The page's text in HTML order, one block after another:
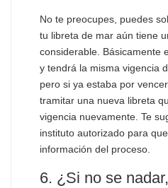
No te preocupes, puedes
tu libreta de mar aún tiene
considerable. Básicamente
y tendrá la misma vigencia
pero si ya estaba por
tramitar una nueva libreta
vigencia nuevamente. Te
instituto autorizado para
información del proceso.
6. ¿Si no se